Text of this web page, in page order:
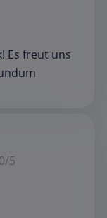
Es freut uns
5